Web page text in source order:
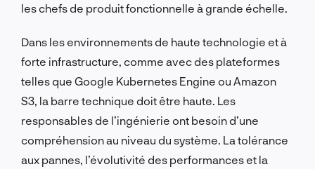
les chefs de produit fonctionnelle à grande échelle.
Dans les environnements de haute technologie et à
forte infrastructure, comme avec des plateformes
telles que Google Kubernetes Engine ou Amazon
S3, la barre technique doit être haute. Les
responsables de l’ingénierie ont besoin d’une
compréhension au niveau du système. La tolérance
aux pannes, l’évolutivité des performances et la